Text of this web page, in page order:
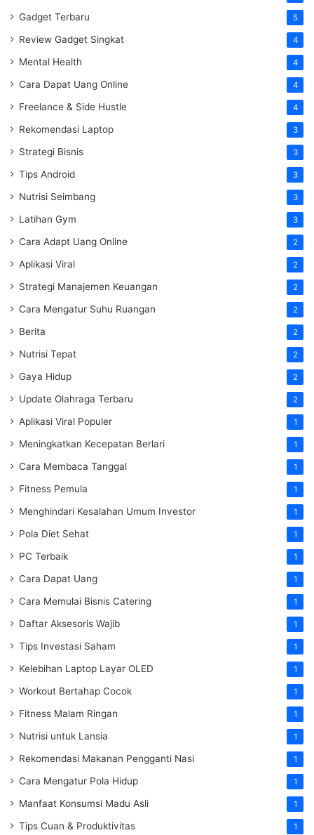
Gadget Terbaru 5
Review Gadget Singkat 4
Mental Health 4
Cara Dapat Uang Online 4
Freelance & Side Hustle 4
Rekomendasi Laptop 3
Strategi Bisnis 3
Tips Android 3
Nutrisi Seimbang 3
Latihan Gym 3
Cara Adapt Uang Online 2
Aplikasi Viral 2
Strategi Manajemen Keuangan 2
Cara Mengatur Suhu Ruangan 2
Berita 2
Nutrisi Tepat 2
Gaya Hidup 2
Update Olahraga Terbaru 2
Aplikasi Viral Populer 1
Meningkatkan Kecepatan Berlari 1
Cara Membaca Tanggal 1
Fitness Pemula 1
Menghindari Kesalahan Umum Investor 1
Pola Diet Sehat 1
PC Terbaik 1
Cara Dapat Uang 1
Cara Memulai Bisnis Catering 1
Daftar Aksesoris Wajib 1
Tips Investasi Saham 1
Kelebihan Laptop Layar OLED 1
Workout Bertahap Cocok 1
Fitness Malam Ringan 1
Nutrisi untuk Lansia 1
Rekomendasi Makanan Pengganti Nasi 1
Cara Mengatur Pola Hidup 1
Manfaat Konsumsi Madu Asli 1
Tips Cuan & Produktivitas 1